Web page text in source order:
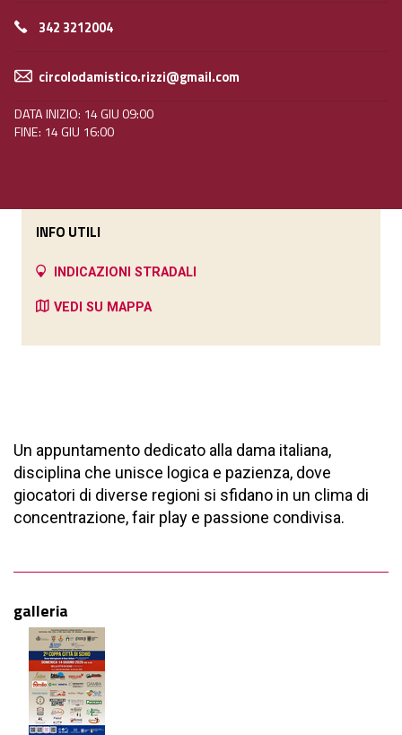
342 3212004
circolodamistico.rizzi@gmail.com
DATA INIZIO: 14 GIU 09:00
FINE: 14 GIU 16:00
Un appuntamento dedicato alla dama italiana,
disciplina che unisce logica e pazienza, dove
giocatori di diverse regioni si sfidano in un clima di
concentrazione, fair play e passione condivisa.
galleria
INFO UTILI
INDICAZIONI STRADALI
VEDI SU MAPPA